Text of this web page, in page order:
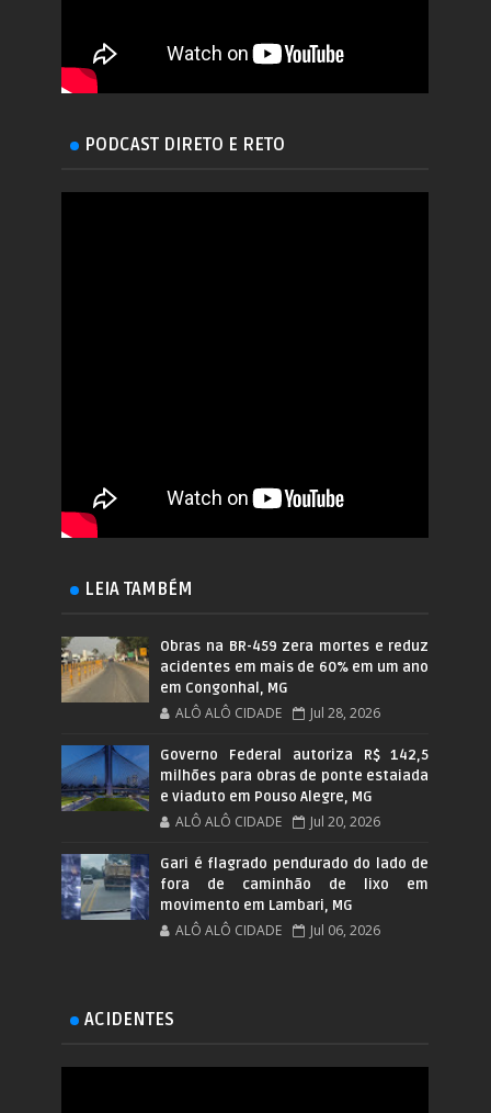
PODCAST DIRETO E RETO
LEIA TAMBÉM
Obras na BR-459 zera mortes e reduz
acidentes em mais de 60% em um ano
em Congonhal, MG
ALÔ ALÔ CIDADE Jul 28, 2026
Governo Federal autoriza R$ 142,5
milhões para obras de ponte estaiada
e viaduto em Pouso Alegre, MG
ALÔ ALÔ CIDADE Jul 20, 2026
Gari é flagrado pendurado do lado de
fora de caminhão de lixo em
movimento em Lambari, MG
ALÔ ALÔ CIDADE Jul 06, 2026
ACIDENTES